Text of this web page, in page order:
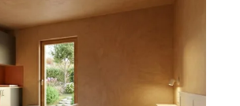
Minuten zu Fuß befindest du
.